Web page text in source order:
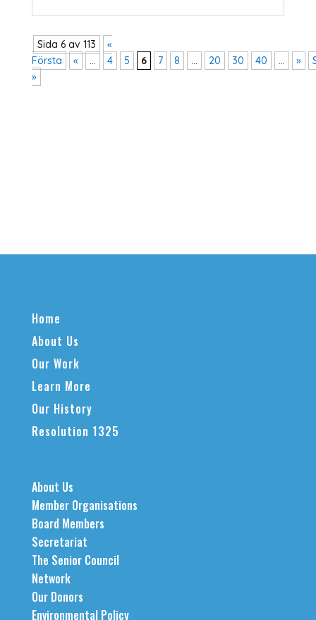
Sida 6 av 113
«
Första
« ... 4 5 6 7 8 ... 20 30 40 ... »
»
Home
About Us
Our Work
Learn More
Our History
Resolution 1325
About Us
Member Organisations
Board Members
Secretariat
The Senior Council
Network
Our Donors
Environmental Policy